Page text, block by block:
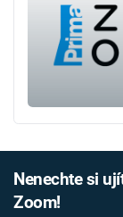
Nenechte si
Zoom!